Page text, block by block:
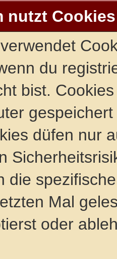
nutzt Cookies
du
bist.
düfen nur
die
Mal
oder